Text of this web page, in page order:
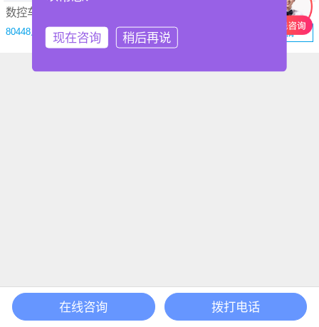
80448人学习 查看详情
数控机床维修、接线、调试培训（发那科、西门子、三菱、广数、新代、宝元、阿尔法等数控机床）
70848人学习 查看详情
现在咨询 稍后再说
在线咨询 拨打电话